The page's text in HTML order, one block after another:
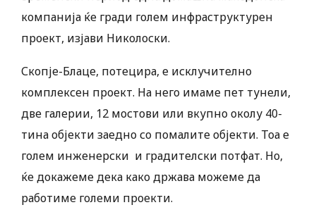
компанија ќе гради голем инфраструктурен
проект, изјави Николоски.
Скопје-Блаце, потецира, е исклучително
комплексен проект. На него имаме пет тунели,
две галерии, 12 мостови или вкупно околу 40-
тина објекти заедно со помалите објекти. Тоа е
голем инженерски и градителски потфат. Но,
ќе докажеме дека како држава можеме да
работиме големи проекти.